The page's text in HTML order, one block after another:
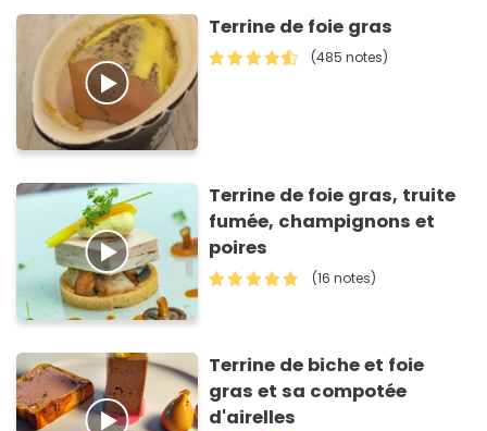
Terrine de foie gras
(485 notes)
Terrine de foie gras, truite
fumée, champignons et
poires
(16 notes)
Terrine de biche et foie
gras et sa compotée
d'airelles